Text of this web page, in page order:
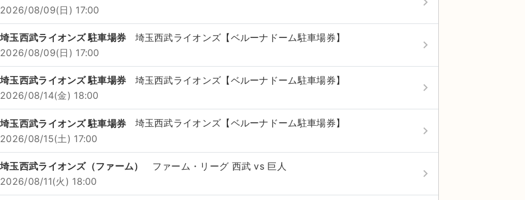
2026/08/09(日) 17:00
埼玉西武ライオンズ 駐車場券
埼玉西武ライオンズ【ベルーナドーム駐車場券】
2026/08/09(日) 17:00
keyboard_arrow_right
埼玉西武ライオンズ 駐車場券
埼玉西武ライオンズ【ベルーナドーム駐車場券】
2026/08/14(金) 18:00
keyboard_arrow_right
埼玉西武ライオンズ 駐車場券
埼玉西武ライオンズ【ベルーナドーム駐車場券】
2026/08/15(土) 17:00
keyboard_arrow_right
埼玉西武ライオンズ（ファーム）
ファーム・リーグ 西武 vs 巨人
2026/08/11(火) 18:00
keyboard_arrow_right